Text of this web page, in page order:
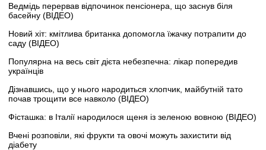
Ведмідь перервав відпочинок пенсіонера, що заснув біля
басейну (ВІДЕО)
Новий хіт: кмітлива британка допомогла їжачку потрапити до
саду (ВІДЕО)
Популярна на весь світ дієта небезпечна: лікар попередив
українців
Дізнавшись, що у нього народиться хлопчик, майбутній тато
почав трощити все навколо (ВІДЕО)
Фісташка: в Італії народилося щеня із зеленою вовною (ВІДЕО)
Вчені розповіли, які фрукти та овочі можуть захистити від
діабету